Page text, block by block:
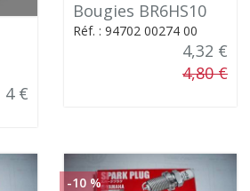
4 €
Bougies BR6HS10
Réf. : 94702 00274 00
4,32 €
4,80 €
-10 %